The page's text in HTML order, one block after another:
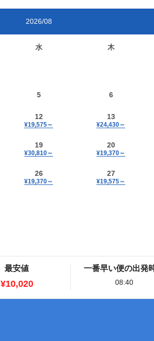
2026/08
水 木
5 6
12
¥19,575～
13
¥24,430～
19
¥30,810～
20
¥19,370～
26
¥19,370～
27
¥19,575～
最安値
¥10,020
一番早い便の出発
08:40